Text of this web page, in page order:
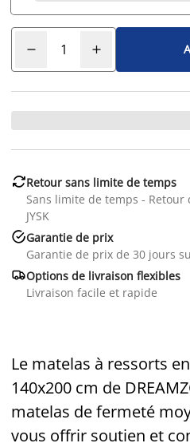
Retour sans limite de temps
Sans limite de temps -
JYSK
Garantie de prix
Garantie de prix de 30 jours
Options de livraison flexibles
Livraison facile et rapide
Le matelas à ressorts
140x200 cm de
matelas de fermeté
vous offrir soutien et